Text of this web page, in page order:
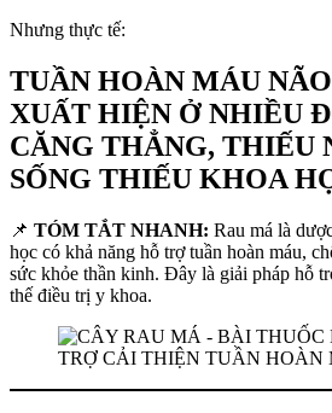
Nhưng thực tế:
TUẦN HOÀN MÁU
XUẤT HIỆN Ở NHIỀU
CĂNG THẲNG, THIẾU
SỐNG THIẾU KHOA
📌 TÓM TẮT NHANH: Rau má là
học có khả năng hỗ trợ tuần hoàn máu,
sức khỏe thần kinh. Đây là giải pháp hỗ
thế điều trị y khoa.